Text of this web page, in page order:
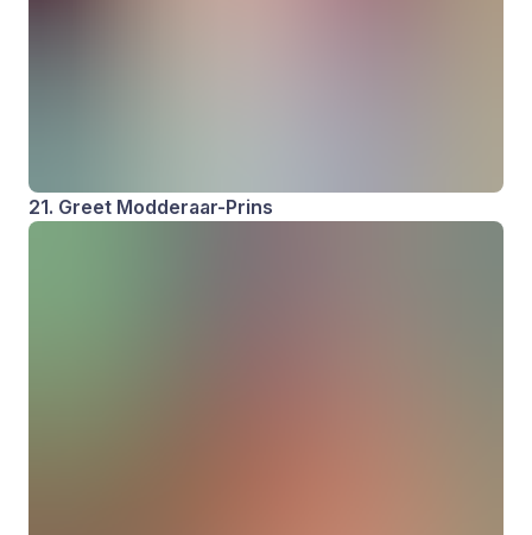
21. Greet Modderaar-Prins